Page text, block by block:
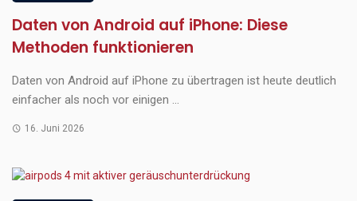
Daten von Android auf iPhone: Diese
Methoden funktionieren
Daten von Android auf iPhone zu übertragen ist heute deutlich
einfacher als noch vor einigen ...
16. Juni 2026